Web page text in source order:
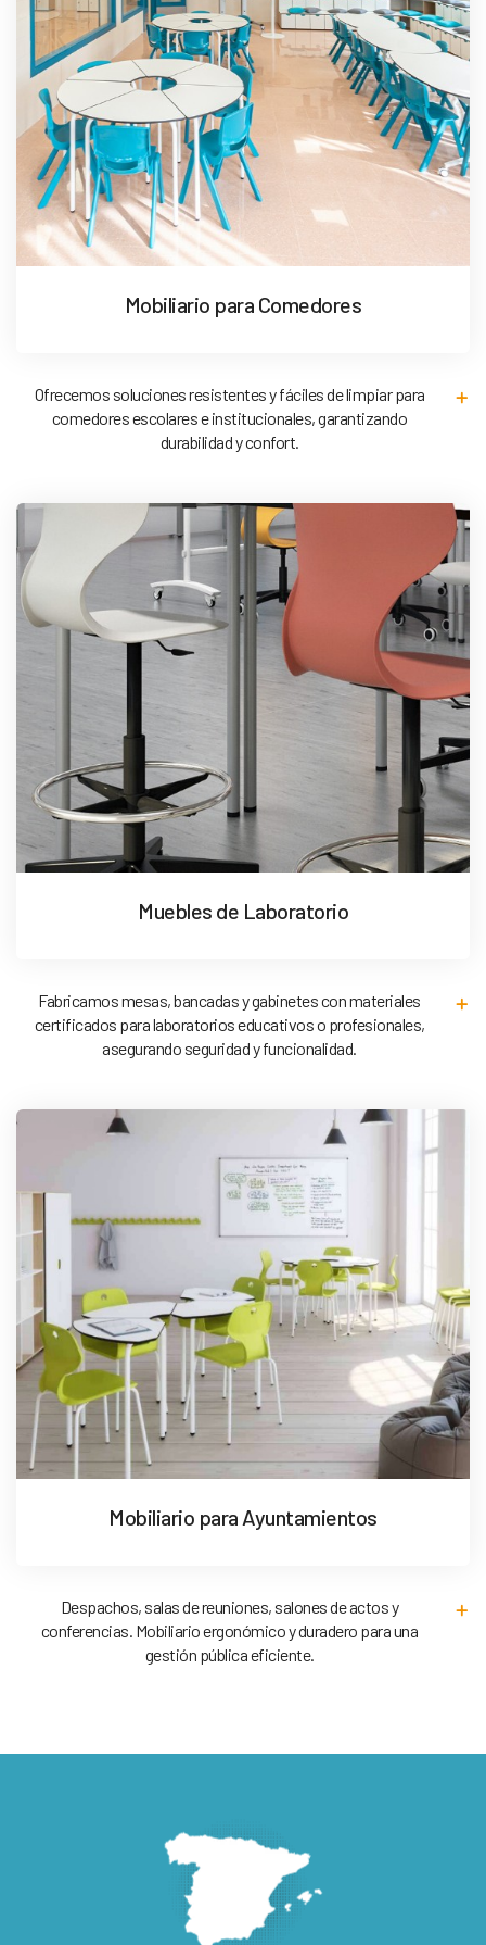
Mobiliario para Comedores
Ofrecemos soluciones resistentes y fáciles de limpiar para
comedores escolares e institucionales, garantizando
durabilidad y confort.
Muebles de Laboratorio
Fabricamos mesas, bancadas y gabinetes con materiales
certificados para laboratorios educativos o profesionales,
asegurando seguridad y funcionalidad.
Mobiliario para Ayuntamientos
Despachos, salas de reuniones, salones de actos y
conferencias. Mobiliario ergonómico y duradero para una
gestión pública eficiente.